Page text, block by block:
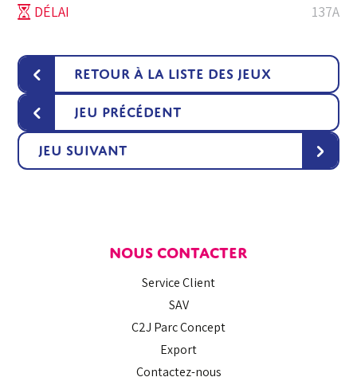
‹ Retour à la liste des jeux
‹ Jeu précédent
Jeu suivant ›
DÉLAI 137A
NOUS CONTACTER
Service Client
SAV
C2J Parc Concept
Export
Contactez-nous